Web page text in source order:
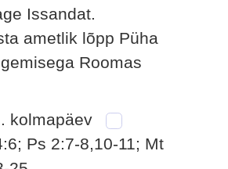
Issandat.
ametlik lõpp Püha
Roomas
kolmapäev
Ps 2:7-8,10-11; Mt